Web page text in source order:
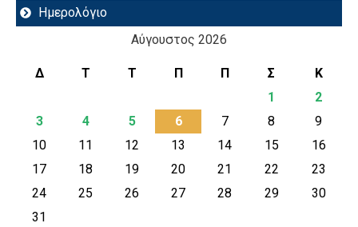
Ημερολόγιο
Αύγουστος 2026
Δ Τ Τ Π Π Σ
Κ
1
2
3
4 5 6 7 8
9
10
11 12 13 14 15
16
17
18 19 20 21 22
23
24
25 26 27 28 29
30
31